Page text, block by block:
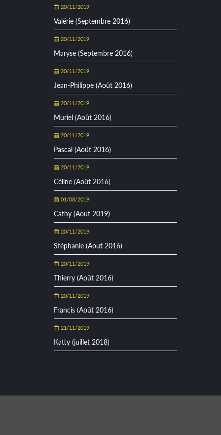
20/11/2019
Valérie (Septembre 2016)
20/11/2019
Maryse (Septembre 2016)
20/11/2019
Jean-Philippe (Août 2016)
20/11/2019
Muriel (Août 2016)
20/11/2019
Pascal (Août 2016)
20/11/2019
Céline (Août 2016)
01/08/2019
Cathy (Aout 2019)
20/11/2019
Stéphanie (Aout 2016)
20/11/2019
Thierry (Août 2016)
20/11/2019
Francis (Août 2016)
21/11/2019
Katty (juillet 2018)